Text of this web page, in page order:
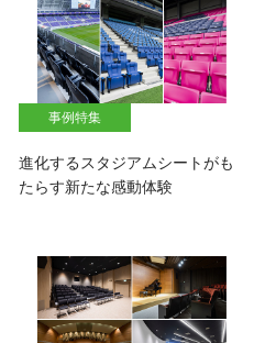
事例特集
進化するスタジアムシートがも
たらす新たな感動体験